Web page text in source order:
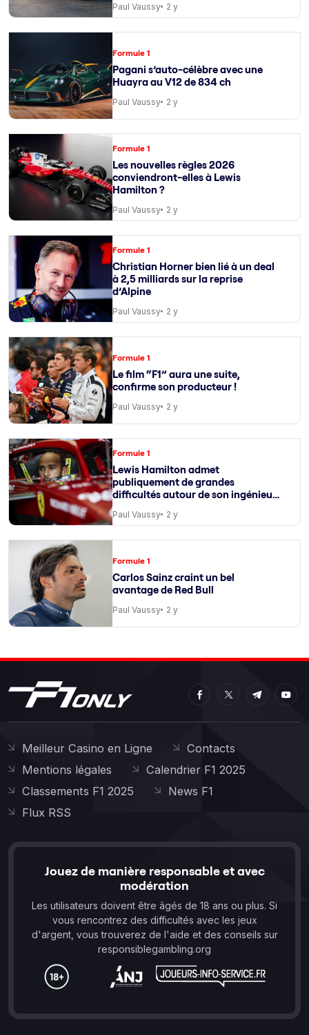
Paul Vaussy 2 y
Formule 1
Pagani s’auto-célèbre avec une
Huayra au V12 de 834 ch
Paul Vaussy 2 y
Formule 1
Les nouvelles règles 2026
conviendront-elles à Lewis
Hamilton ?
Paul Vaussy 2 y
Formule 1
Christian Horner bien lié à un deal
à 2,5 milliards sur la reprise
d’Alpine
Paul Vaussy 2 y
Formule 1
Le film “F1” aura une suite,
confirme son producteur !
Paul Vaussy 2 y
Formule 1
Lewis Hamilton admet
publiquement de grandes
difficultés autour de son ingénieur
Paul Vaussy 2 y
Formule 1
Carlos Sainz craint un bel
avantage de Red Bull
Paul Vaussy 2 y
Meilleur Casino en Ligne
Contacts
Mentions légales
Calendrier F1 2025
Classements F1 2025
News F1
Flux RSS
Jouez de manière responsable et avec
modération
Les utilisateurs doivent être âgés de 18 ans ou plus. Si
vous rencontrez des difficultés avec les jeux
d'argent, vous trouverez de l'aide et des conseils sur
responsiblegambling.org